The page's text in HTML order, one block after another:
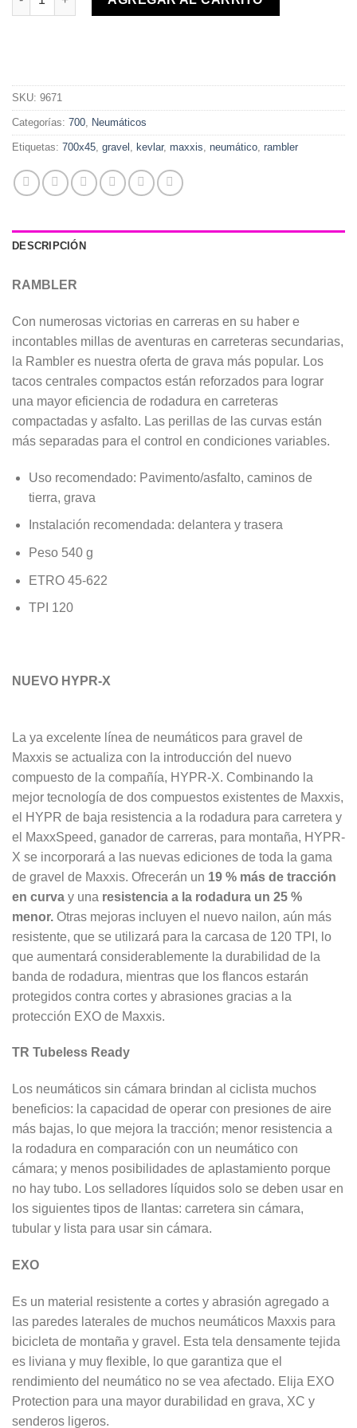
SKU: 9671
Categorías: 700, Neumáticos
Etiquetas: 700x45, gravel , kevlar, maxxis, neumático, rambler
DESCRIPCIÓN
RAMBLER
Con numerosas victorias en carreras en su haber e
incontables millas de aventuras en carreteras secundarias,
la Rambler es nuestra oferta de grava más popular. Los
tacos centrales compactos están reforzados para lograr
una mayor eficiencia de rodadura en carreteras
compactadas y asfalto. Las perillas de las curvas están
más separadas para el control en condiciones variables.
Uso recomendado: Pavimento/asfalto, caminos de
tierra, grava
Instalación recomendada: delantera y trasera
Peso 540 g
ETRO 45-622
TPI 120
NUEVO HYPR-X
La ya excelente línea de neumáticos para gravel de
Maxxis se actualiza con la introducción del nuevo
compuesto de la compañía, HYPR-X. Combinando la
mejor tecnología de dos compuestos existentes de Maxxis,
el HYPR de baja resistencia a la rodadura para carretera y
el MaxxSpeed, ganador de carreras, para montaña, HYPR-
X se incorporará a las nuevas ediciones de toda la gama
de gravel de Maxxis. Ofrecerán un 19 % más de tracción
en curva y una resistencia a la rodadura un 25 %
menor. Otras mejoras incluyen el nuevo nailon, aún más
resistente, que se utilizará para la carcasa de 120 TPI, lo
que aumentará considerablemente la durabilidad de la
banda de rodadura, mientras que los flancos estarán
protegidos contra cortes y abrasiones gracias a la
protección EXO de Maxxis.
TR Tubeless Ready
Los neumáticos sin cámara brindan al ciclista muchos
beneficios: la capacidad de operar con presiones de aire
más bajas, lo que mejora la tracción; menor resistencia a
la rodadura en comparación con un neumático con
cámara; y menos posibilidades de aplastamiento porque
no hay tubo. Los selladores líquidos solo se deben usar en
los siguientes tipos de llantas: carretera sin cámara,
tubular y lista para usar sin cámara.
EXO
Es un material resistente a cortes y abrasión agregado a
las paredes laterales de muchos neumáticos Maxxis para
bicicleta de montaña y gravel. Esta tela densamente tejida
es liviana y muy flexible, lo que garantiza que el
rendimiento del neumático no se vea afectado. Elija EXO
Protection para una mayor durabilidad en grava, XC y
senderos ligeros.